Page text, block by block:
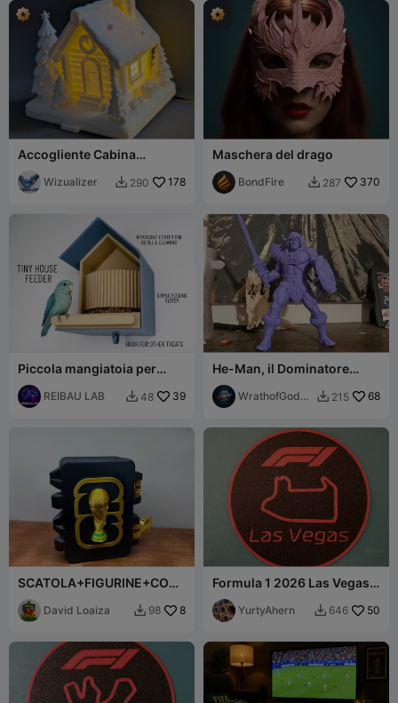
Accogliente Cabina
Incensi e Portacandele LED
Wizualizer  290 178
Maschera del drago
BondFire  287 370
Piccola mangiatoia per
uccelli e pappagalli
REIBAU LAB  48 39
He-Man, il Dominatore
dell'Universo
WrathofGod19
 215 68
SCATOLA+FIGURINE+COPP
A+DEL+MONDO+2026+***
**
David Loaiza  98 8
Formula 1 2026 Las Vegas
Coaster
YurtyAhern  646 50